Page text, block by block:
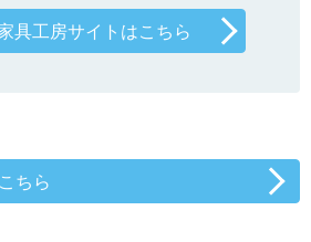
具工房サイトはこちら
ちら